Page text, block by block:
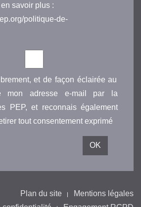
savoir plus :
politique-de-
et de façon éclairée au
mon adresse e-mail par la
PEP, et reconnais également
tout consentement exprimé
Plan du site
Mentions légales